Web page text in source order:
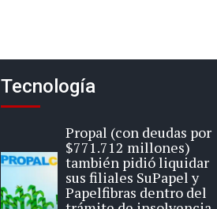
Tecnología
Propal (con deudas por
$771.712 millones)
también pidió liquidar
sus filiales SuPapel y
Papelfibras dentro del